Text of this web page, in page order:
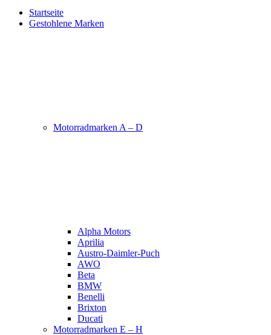
Startseite
Gestohlene Marken
Motorradmarken A – D
Alpha Motors
Aprilia
Austro-Daimler-Puch
AWO
Beta
BMW
Benelli
Brixton
Ducati
Motorradmarken E – H